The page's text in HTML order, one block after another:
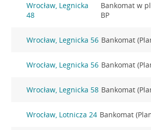
Wrocław, Legnicka
48
Bankomat w
BP
Wrocław, Legnicka 56 Bankomat
Wrocław, Legnicka 56 Bankomat
Wrocław, Legnicka 58 Bankomat
Wrocław, Lotnicza 24 Bankomat